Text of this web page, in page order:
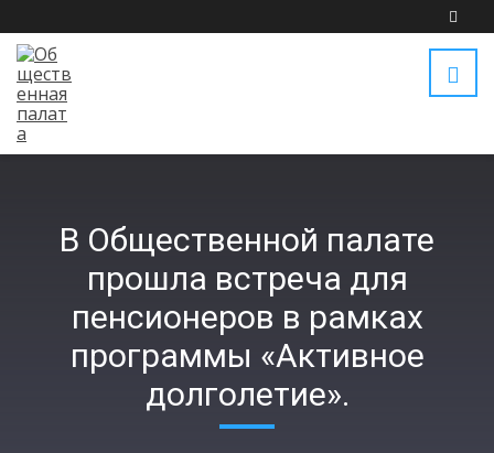
В Общественной палате
прошла встреча для
пенсионеров в рамках
программы «Активное
долголетие».